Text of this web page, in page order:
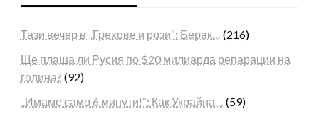
Тази вечер в „Грехове и рози“: Берак… (216)
Ще плаща ли Русия по $20 милиарда репарации на
година? (92)
„Имаме само 6 минути!“: Как Украйна… (59)